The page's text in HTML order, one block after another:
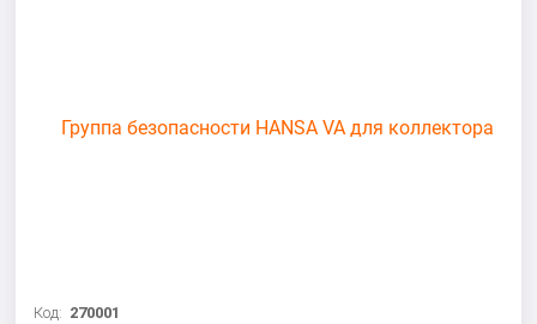
Код: 270001